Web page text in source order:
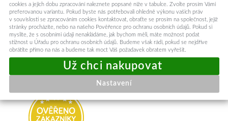
RYCHLE ODESÍLÁME
Odesíláme v den objednávky
cookies a jejich dobu zpracování naleznete popsané níže v tabulce. Zvolte prosím Vámi
preferovanou variantu. Pokud byste nás potřebovali ohledně výkonu vašich práv
v souvislosti se zpracováním cookies kontaktovat, obraťte se prosím na společnost, jejíž
stránky procházíte, nebo na našeho Pověřence pro ochranu osobních údajů. Pokud si
myslíte, že s osobními údaji nenakládáme, jak bychom měli, máte možnost podat
stížnost u Úřadu pro ochranu osobních údajů. Budeme však rádi, pokud se nejdříve
obrátíte přímo na nás a budeme tak moct Váš požadavek obratem vyřešit.
Nastavení